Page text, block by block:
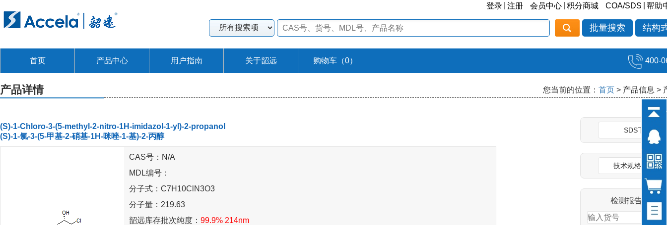
登录 注册 会员中心 积分商城 COA/SDS 帮助
批量搜索 结构
首页 产品中心 用户指南 关于韶远 购物车（0） 400-
产品详情 您当前的位置： 首页 > 产品信息 >
(S)-1-Chloro-3-(5-methyl-2-nitro-1H-imidazol-1-yl)-2-propanol
(S)-1-氯-3-(5-甲基-2-硝基-1H-咪唑-1-基)-2-丙醇
CAS号：N/A
MDL编号：
分子式：C7H10ClN3O3
分子量：219.63
韶远库存批次纯度： 99.9% 214nm
SDS下载
技术规格说明书
检测报告(COA)